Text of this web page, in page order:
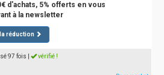
d'achats, 5% offerts en vous
à la newsletter
réduction
97 fois vérifié !